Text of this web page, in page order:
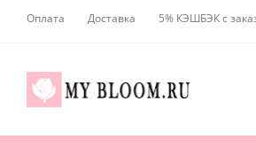
Оплата Доставка 5% КЭШБЭК с